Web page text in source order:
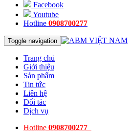
Facebook
Youtube
Hotline 0908700277
Toggle navigation
Trang chủ
Giới thiệu
Sản phẩm
Tin tức
Liên hệ
Đối tác
Dịch vụ
Hotline 0908700277